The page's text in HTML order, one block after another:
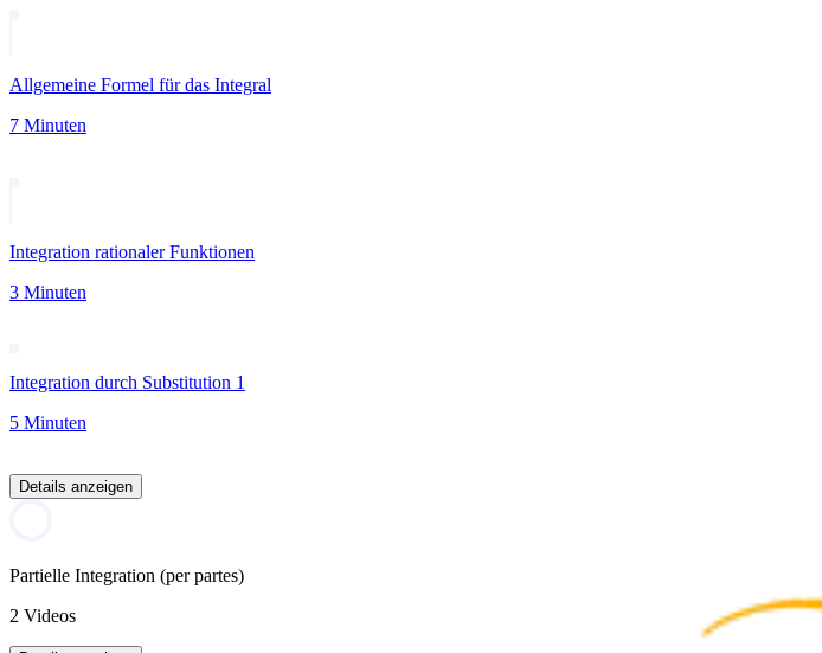
Allgemeine Formel für das Integral
7 Minuten
Integration rationaler Funktionen
3 Minuten
Integration durch Substitution 1
5 Minuten
Details anzeigen
Partielle Integration (per partes)
2 Videos